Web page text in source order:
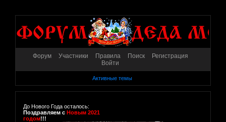
Форум Участники Правила Поиск
Регистрация
Войти
Активные темы
До Нового Года осталось:
Поздравляем с Новым 2021
годом!!!